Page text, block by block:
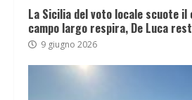
La Sicilia del voto locale scuote
campo largo respira, De Luca
9 giugno 2026